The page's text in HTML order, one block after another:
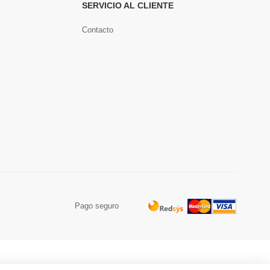
SERVICIO AL CLIENTE
Contacto
Pago seguro